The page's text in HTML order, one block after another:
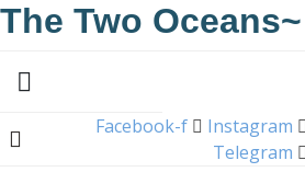
The Two Oceans~
Facebook-f
Instagram
Telegram